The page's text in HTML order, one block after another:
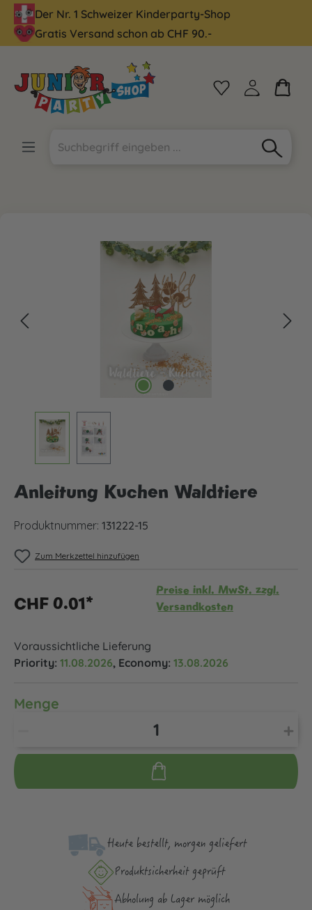
springen
Der Nr. 1 Schweizer Kinderparty-Shop
Gratis Versand schon ab CHF 90.-
Bildergalerie überspringen
Anleitung Kuchen Waldtiere
Produktnummer: 131222-15
Zum Merkzettel hinzufügen
CHF 0.01*
Preise inkl. MwSt. zzgl.
Versandkosten
Voraussichtliche Lieferung
Priority: 11.08.2026, Economy: 13.08.2026
Menge
Heute bestellt, morgen geliefert
Produktsicher­heit geprüft
Abholung ab Lager möglich